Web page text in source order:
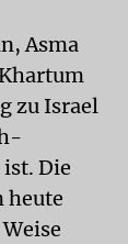
Asma
zu Israel
Die
heute